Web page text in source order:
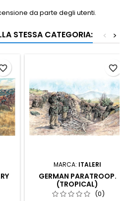
da parte degli utenti.
STESSA CATEGORIA: >
<
MARCA: ITALERI
GERMAN PARATROOP.
(TROPICAL)
(0)
favorite_border